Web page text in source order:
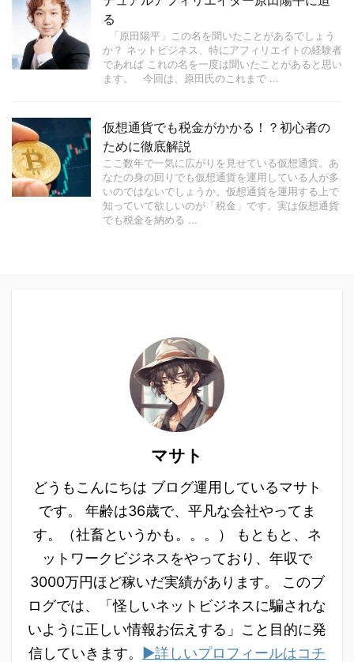
る
「原田陽平」この名を聞いたことがあるでしょう
か？ ネットビジネス、特にアフィリエイトの経験者
であれば これの名を一度は聞いたことがあると思い
ます。 今回は、原田氏のこれまで ...
仮想通貨でも税金がかかる！？初心者の
ために徹底解説
ここ数年で一気に広がりを見せている仮想通貨。あ
なたの身の回りでも仮想通貨を運用している人が多
いのではないでしょうか。仮想通貨を運用する上で
知っていて欲しいのが「税金」です。実は仮想通貨
でも税金を納める ...
マサト
どうもこんにちは ブログ運用しているマサト
です。 年齢は36歳で、平凡な会社やってま
す。（社畜というかも。。。） もともと、ネ
ットワークビジネスをやっており、年収で
3000万円ほど稼いだ実績があります。 このブ
ログでは、「怪しいネットビジネスに騙されな
いように正しい情報お伝えする」こと目的に発
信していきます。
▶詳しいプロフィールはコチ